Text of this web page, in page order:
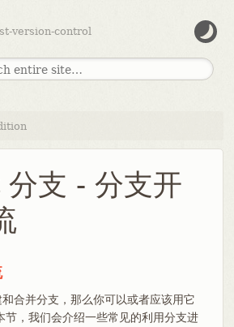
version-control
支 - 分支开
合并分支，那么你可以或者应该用它
节，我们会介绍一些常见的利用分支进